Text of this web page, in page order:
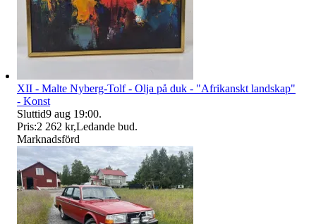
XII - Malte Nyberg-Tolf - Olja på duk - "Afrikanskt landskap"
- Konst
Sluttid9 aug 19:00.
Pris:2 262 kr,Ledande bud.
Marknadsförd